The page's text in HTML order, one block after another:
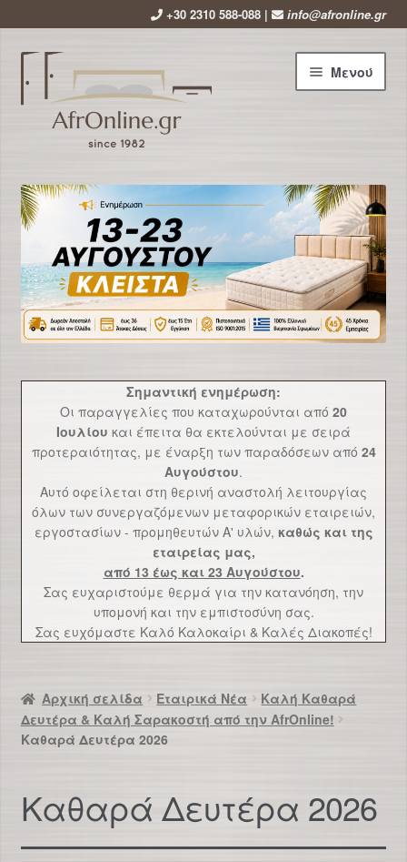
+30 2310 588-088 | info@afronline.gr
Απευθείας
μετάβαση
στην
πλοήγηση
Μετάβαση
σε
περιεχόμενο
Μενού
Εταιρεία
Προϊόντα
υπό-
μενού
Χρήσιμα
Επικοινωνία
Σημαντική ενημέρωση:
Οι παραγγελίες που καταχωρούνται από 20
Ιουλίου και έπειτα θα εκτελούνται με σειρά
προτεραιότητας, με έναρξη των παραδόσεων από 24
Αυγούστου.
Αυτό οφείλεται στη θερινή αναστολή λειτουργίας
όλων των συνεργαζόμενων μεταφορικών εταιρειών,
εργοστασίων - προμηθευτών Α' υλών, καθώς και της
εταιρείας μας,
από 13 έως και 23 Αυγούστου.
Σας ευχαριστούμε θερμά για την κατανόηση, την
υπομονή και την εμπιστοσύνη σας.
Σας ευχόμαστε Καλό Καλοκαίρι & Καλές Διακοπές!
Αρχική σελίδα Εταιρικά Νέα
Καλή Καθαρά
Δευτέρα & Καλή Σαρακοστή από την AfrOnline!
Καθαρά Δευτέρα 2026
Καθαρά Δευτέρα 2026